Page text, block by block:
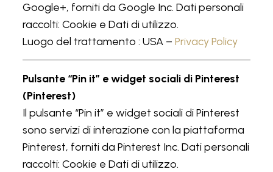
Google+, forniti da Google Inc. Dati personali
raccolti: Cookie e Dati di utilizzo.
Luogo del trattamento : USA – Privacy Policy
Pulsante “Pin it” e widget sociali di Pinterest
(Pinterest)
Il pulsante “Pin it” e widget sociali di Pinterest
sono servizi di interazione con la piattaforma
Pinterest, forniti da Pinterest Inc. Dati personali
raccolti: Cookie e Dati di utilizzo.